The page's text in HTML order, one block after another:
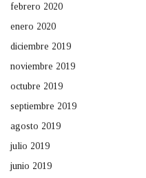
febrero 2020
enero 2020
diciembre 2019
noviembre 2019
octubre 2019
septiembre 2019
agosto 2019
julio 2019
junio 2019